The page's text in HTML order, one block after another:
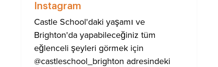
Instagram
Castle School'daki yaşamı ve
Brighton'da yapabileceğiniz tüm
eğlenceli şeyleri görmek için
@castleschool_brighton adresindeki